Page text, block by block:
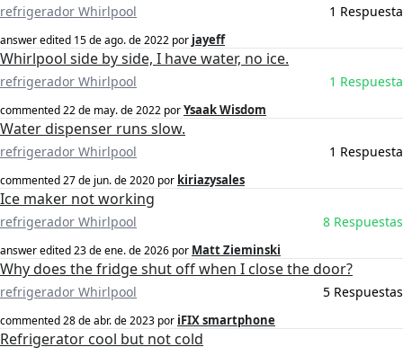
refrigerador Whirlpool 1 Respuesta
answer edited 15 de ago. de 2022 por jayeff
Whirlpool side by side, I have water, no ice.
refrigerador Whirlpool 1 Respuesta
commented22 de may. de 2022 porYsaak Wisdom
Water dispenser runs slow.
refrigerador Whirlpool 1 Respuesta
commented27 de jun. de 2020 por kiriazysales
Ice maker not working
refrigerador Whirlpool 8 Respuestas
answer edited23 de ene. de 2026 por Matt Zieminski
Why does the fridge shut off when I close the door?
refrigerador Whirlpool 5 Respuestas
commented28 de abr. de 2023 por iFIX smartphone
Refrigerator cool but not cold